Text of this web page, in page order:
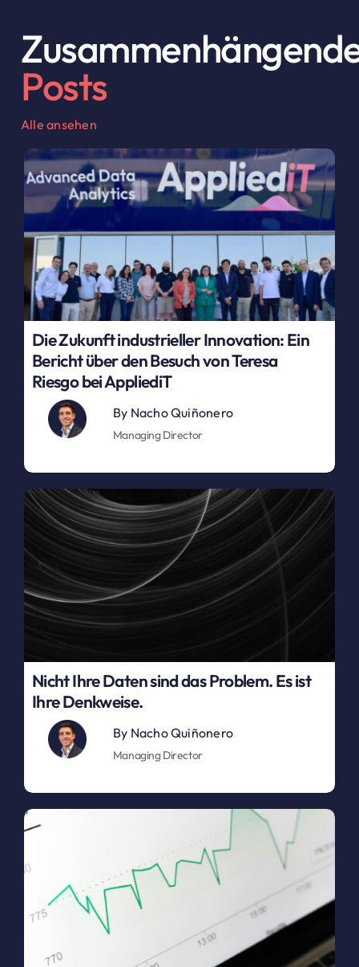
Posts
Alle ansehen
Die Zukunft industrieller Innovation: Ein
Bericht über den Besuch von Teresa
Riesgo bei AppliediT
By Nacho Quiñonero
Managing Director
Nicht Ihre Daten sind das Problem. Es ist
Ihre Denkweise.
By Nacho Quiñonero
Managing Director